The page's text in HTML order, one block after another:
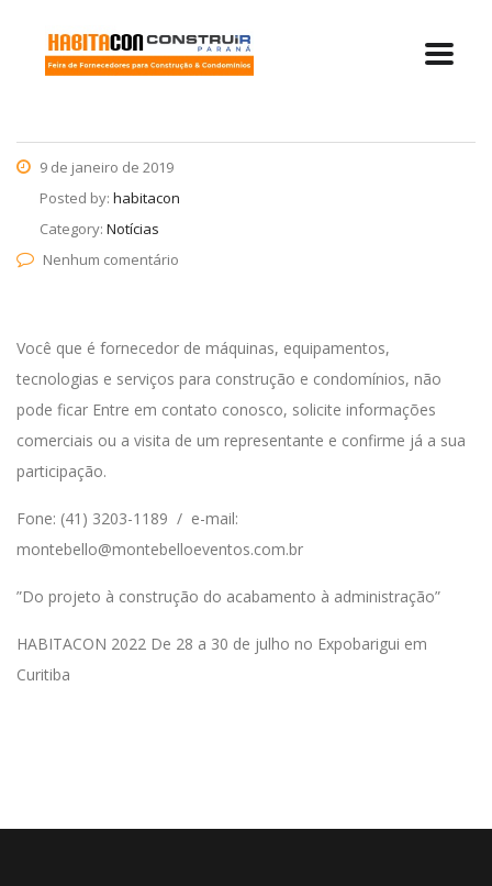
9 de janeiro de 2019
Posted by: habitacon
Category: Notícias
Nenhum comentário
Você que é fornecedor de máquinas, equipamentos,
tecnologias e serviços para construção e condomínios, não
pode ficar Entre em contato conosco, solicite informações
comerciais ou a visita de um representante e confirme já a sua
participação.
Fone: (41) 3203-1189 / e-mail:
montebello@montebelloeventos.com.br
”Do projeto à construção do acabamento à administração”
HABITACON 2022 De 28 a 30 de julho no Expobarigui em
Curitiba